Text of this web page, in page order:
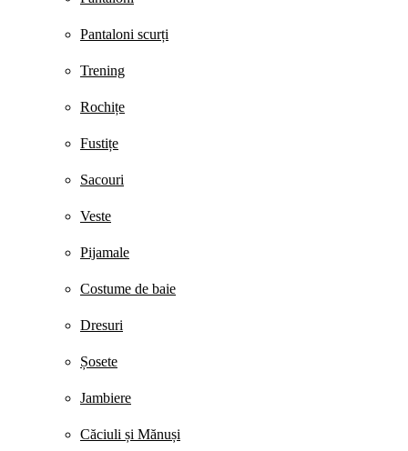
Pantaloni scurți
Trening
Rochițe
Fustițe
Sacouri
Veste
Pijamale
Costume de baie
Dresuri
Șosete
Jambiere
Căciuli și Mănuși